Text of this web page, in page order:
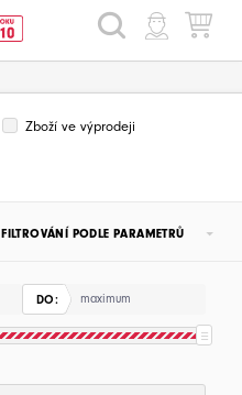
HLEDAT
Zboží ve výprodeji
FILTROVÁNÍ PODLE PARAMETRŮ
DO: